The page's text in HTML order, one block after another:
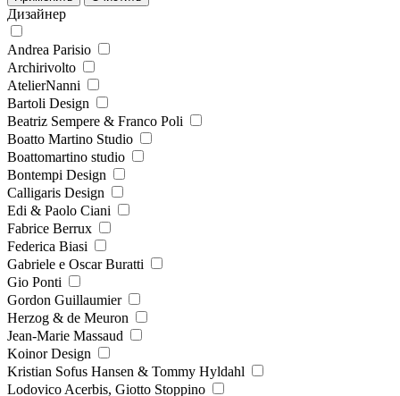
Дизайнер
Andrea Parisio
Archirivolto
AtelierNanni
Bartoli Design
Beatriz Sempere & Franco Poli
Boatto Martino Studio
Boattomartino studio
Bontempi Design
Calligaris Design
Edi & Paolo Ciani
Fabrice Berrux
Federica Biasi
Gabriele e Oscar Buratti
Gio Ponti
Gordon Guillaumier
Herzog & de Meuron
Jean-Marie Massaud
Koinor Design
Kristian Sofus Hansen & Tommy Hyldahl
Lodovico Acerbis, Giotto Stoppino